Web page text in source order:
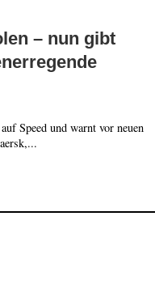
– nun gibt
Speed und warnt vor neuen